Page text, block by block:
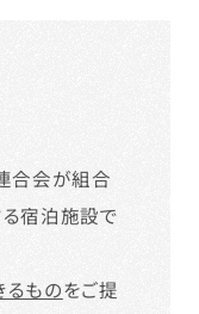
合会が組合
宿泊施設で
ものをご提